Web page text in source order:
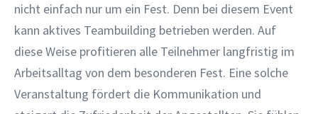
nicht einfach nur um ein Fest. Denn bei diesem Event
kann aktives Teambuilding betrieben werden. Auf
diese Weise profitieren alle Teilnehmer langfristig im
Arbeitsalltag von dem besonderen Fest. Eine solche
Veranstaltung fördert die Kommunikation und